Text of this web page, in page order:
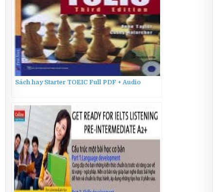
Sách hay Starter TOEIC Full PDF + Audio